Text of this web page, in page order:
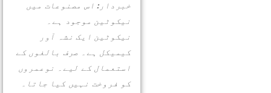
خبردار: اس مصنوعات میں
نیکوٹین موجود ہے۔
نیکوٹین ایک نشہ آور
کیمیکل ہے۔ صرف بالغوں کے
استعمال کے لیے۔ نوعمروں
کو فروخت نہیں کیا جاتا۔